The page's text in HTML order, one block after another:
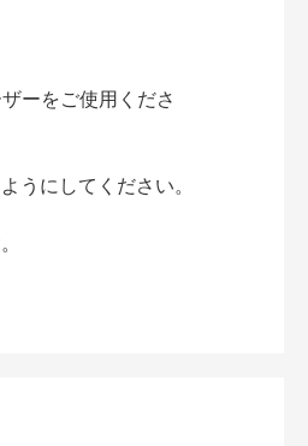
ーをご使用くださ
うにしてください。